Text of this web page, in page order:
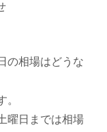
の相場はどうな
。
曜日までは相場